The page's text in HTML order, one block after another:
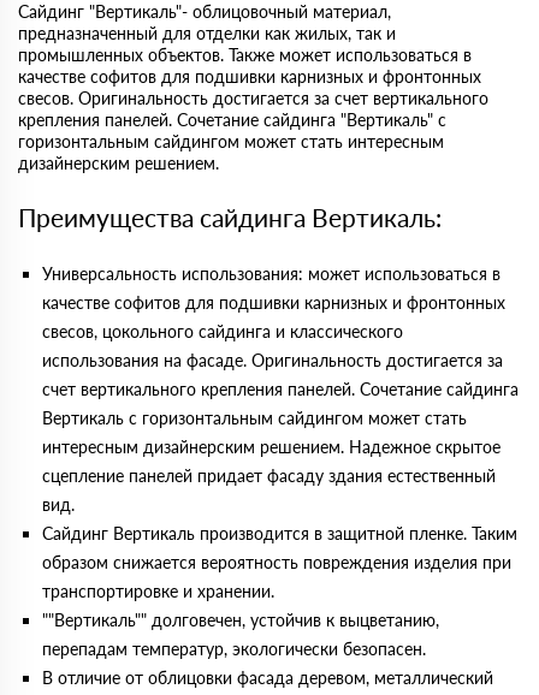
Сайдинг "Вертикаль"- облицовочный материал,
предназначенный для отделки как жилых, так и
промышленных объектов. Также может использоваться в
качестве софитов для подшивки карнизных и фронтонных
свесов. Оригинальность достигается за счет вертикального
крепления панелей. Сочетание сайдинга "Вертикаль" с
горизонтальным сайдингом может стать интересным
дизайнерским решением.
Преимущества сайдинга Вертикаль:
Универсальность использования: может использоваться в
качестве софитов для подшивки карнизных и фронтонных
свесов, цокольного сайдинга и классического
использования на фасаде. Оригинальность достигается за
счет вертикального крепления панелей. Сочетание сайдинга
Вертикаль с горизонтальным сайдингом может стать
интересным дизайнерским решением. Надежное скрытое
сцепление панелей придает фасаду здания естественный
вид.
Сайдинг Вертикаль производится в защитной пленке. Таким
образом снижается вероятность повреждения изделия при
транспортировке и хранении.
""Вертикаль"" долговечен, устойчив к выцветанию,
перепадам температур, экологически безопасен.
В отличие от облицовки фасада деревом, металлический